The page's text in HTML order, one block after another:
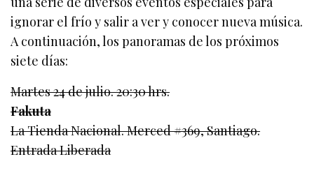
ignorar el frío y salir a ver y conocer nueva música.
A continuación, los panoramas de los próximos
siete días:
Martes 24 de julio. 20:30 hrs.
Fakuta
La Tienda Nacional. Merced #369, Santiago.
Entrada Liberada